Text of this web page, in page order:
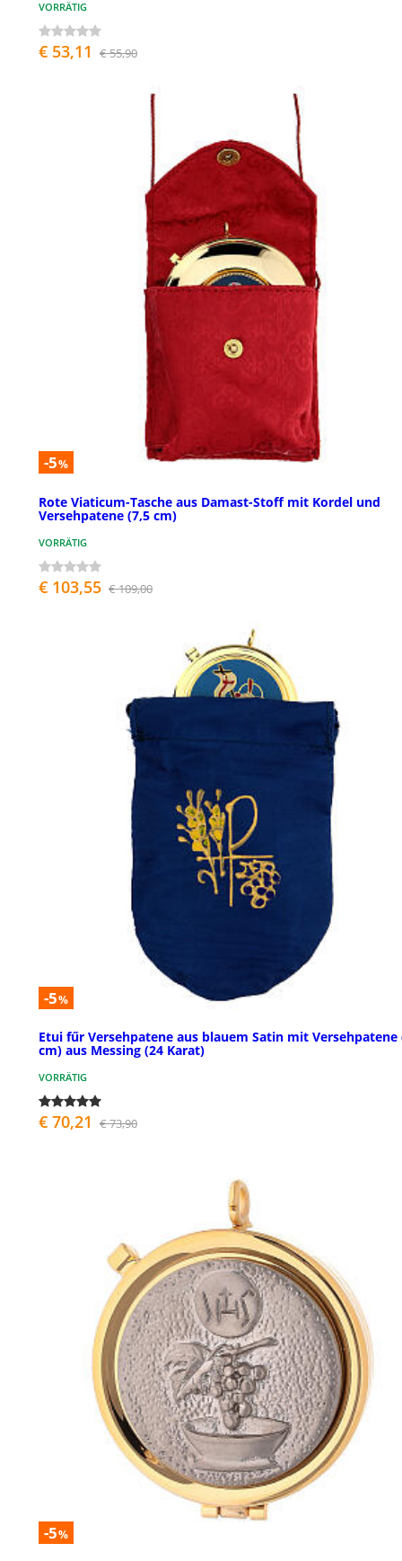
VORRÄTIG
€ 53,11 € 55,90
-5%
Rote Viaticum-Tasche aus Damast-Stoff mit Kordel und
Versehpatene (7,5 cm)
VORRÄTIG
€ 103,55 € 109,00
-5%
Etui fűr Versehpatene aus blauem Satin mit Versehpatene
cm) aus Messing (24 Karat)
VORRÄTIG
€ 70,21 € 73,90
-5%